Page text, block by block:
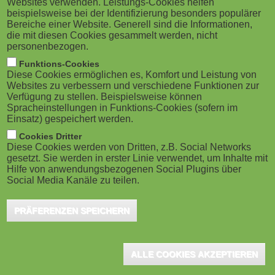
M
o
b
i
l
e
)
g
a
o
n
Tübingen, April 2020 - Der 14-tägige Kompaktkurs
richtet sich insbesondere an (Hochschul-) Lehrende,
die bisher erst wenig Erfahrung mit dem Einsatz
digitaler Medien haben. In einem Einführungsmodul
und fünf Wahlmodulen bietet es Unterstützung bei
zentralen aktuellen Fragen: Wie kann Hochschullehre
mit einfachen Mitteln online durchgeführt werden? Wie
können digitale Medien genutzt werden, um Inhalte zu
online im Selbststudium zu unterstützen und zu
Websites verwenden. Leistungs-Cookies helfen
beispielsweise bei der Identifizierung besonders populärer
Bereiche einer Website. Generell sind die Informationen,
die mit diesen Cookies gesammelt werden, nicht
personenbezogen.
Funktions-Cookies
Diese Cookies ermöglichen es, Komfort und Leistung von
Websites zu verbessern und verschiedene Funktionen zur
Verfügung zu stellen. Beispielsweise können
Spracheinstellungen in Funktions-Cookies (sofern im
Einsatz) gespeichert werden.
Cookies Dritter
Diese Cookies werden von Dritten, z.B. Social Networks
gesetzt. Sie werden in erster Linie verwendet, um Inhalte mit
Hilfe von anwendungsbezogenen Social Plugins über
Social Media Kanäle zu teilen.
PRÄFERENZEN SPEICHERN
ALLE COOKIES AKZEPTIEREN